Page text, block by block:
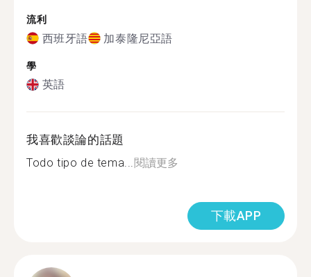
流利
西班牙語 加泰隆尼亞語
學
英語
我喜歡談論的話題
Todo tipo de tema...閱讀更多
下載APP